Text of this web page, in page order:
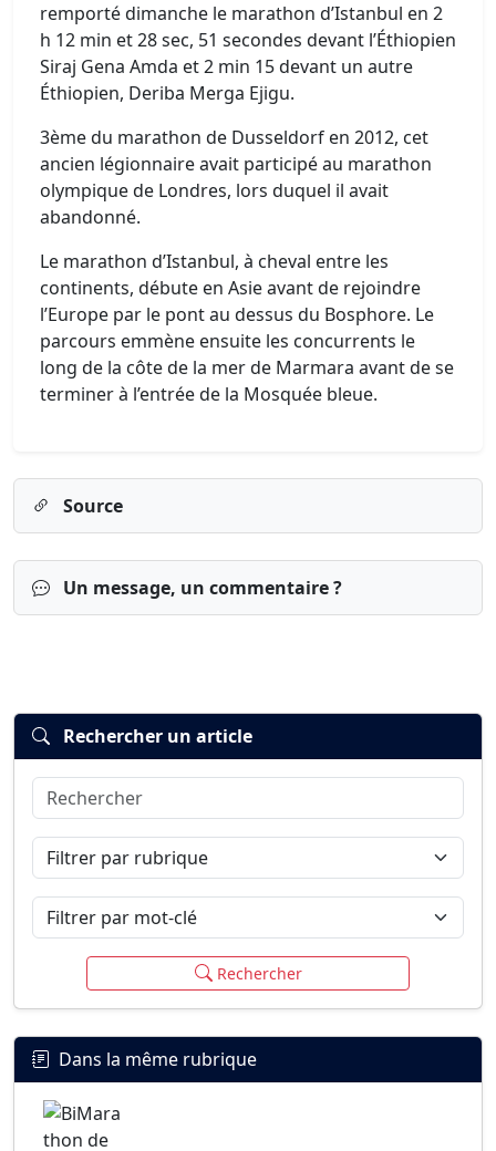
remporté dimanche le marathon d’Istanbul en 2
h 12 min et 28 sec, 51 secondes devant l’Éthiopien
Siraj Gena Amda et 2 min 15 devant un autre
Éthiopien, Deriba Merga Ejigu.
3ème du marathon de Dusseldorf en 2012, cet
ancien légionnaire avait participé au marathon
olympique de Londres, lors duquel il avait
abandonné.
Le marathon d’Istanbul, à cheval entre les
continents, débute en Asie avant de rejoindre
l’Europe par le pont au dessus du Bosphore. Le
parcours emmène ensuite les concurrents le
long de la côte de la mer de Marmara avant de se
terminer à l’entrée de la Mosquée bleue.
Source
Un message, un commentaire ?
Connexion
Rechercher un article
Rechercher
Filtrer par rubrique
Filtrer par mot-clé
Rechercher
Dans la même rubrique